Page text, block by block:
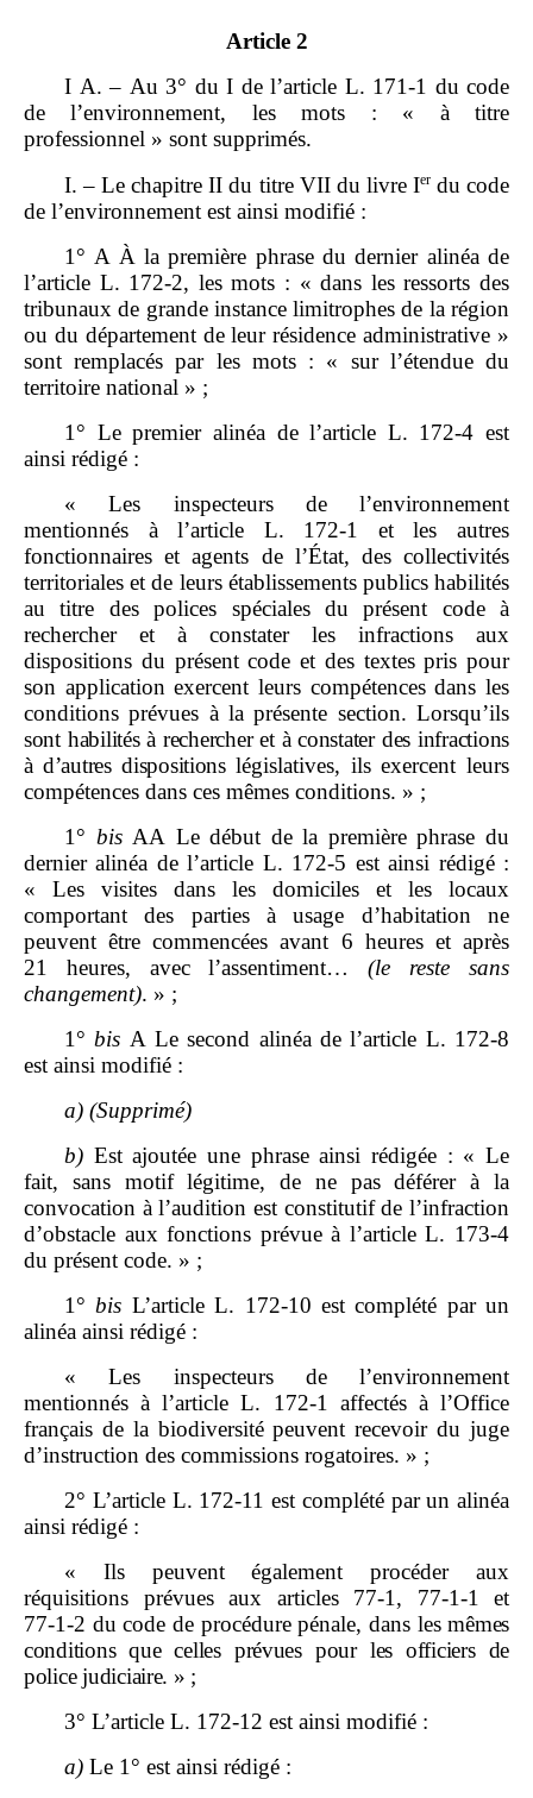
Article 2
I A. – Au 3° du I de l’article L. 171‑1 du code
de l’environnement, les mots : « à titre
professionnel » sont supprimés.
I. – Le chapitre II du titre VII du livre Ierdu code
de l’environnement est ainsi modifié :
1° A À la première phrase du dernier alinéa de
l’article L. 172‑2, les mots : « dans les ressorts des
tribunaux de grande instance limitrophes de la région
ou du département de leur résidence administrative »
sont remplacés par les mots : « sur l’étendue du
territoire national » ;
1° Le premier alinéa de l’article L. 172‑4 est
ainsi rédigé :
« Les inspecteurs de l’environnement
mentionnés à l’article L. 172‑1 et les autres
fonctionnaires et agents de l’État, des collectivités
territoriales et de leurs établissements publics habilités
au titre des polices spéciales du présent code à
rechercher et à constater les infractions aux
dispositions du présent code et des textes pris pour
son application exercent leurs compétences dans les
conditions prévues à la présente section. Lorsqu’ils
sont habilités à rechercher et à constater des infractions
à d’autres dispositionslégislatives, ils exercent leurs
compétences dans ces mêmes conditions. » ;
1° bisAA Le début de la première phrase du
dernier alinéa de l’article L. 172‑5 est ainsi rédigé :
« Les visites dans les domiciles et les locaux
comportant des parties à usage d’habitation ne
peuvent être commencées avant 6 heures et après
21 heures, avec l’assentiment…(le reste sans
changement). » ;
1°bis A Le second alinéa de l’article L. 172‑8
est ainsi modifié :
a) (Supprimé)
b) Est ajoutée une phrase ainsi rédigée : « Le
fait, sans motif légitime, de ne pas déférer à la
convocation à l’audition est constitutif de l’infraction
d’obstacle aux fonctions prévue à l’article L. 173‑4
du présent code. » ;
1°bis L’article L. 172‑10 est complété par un
alinéa ainsi rédigé :
« Les inspecteurs de l’environnement
mentionnés à l’article L. 172‑1 affectés à l’Office
français de la biodiversité peuvent recevoir du juge
d’instruction des commissions rogatoires. » ;
2° L’article L. 172‑11 est complété par un alinéa
ainsi rédigé :
« Ils peuvent également procéder aux
réquisitions prévues aux articles 77‑1, 77‑1‑1 et
77‑1‑2 du code de procédure pénale, dans lesmêmes
conditions que celles prévues pour les officiers de
police judiciaire. » ;
3° L’article L. 172‑12 est ainsi modifié :
a) Le 1° est ainsi rédigé :